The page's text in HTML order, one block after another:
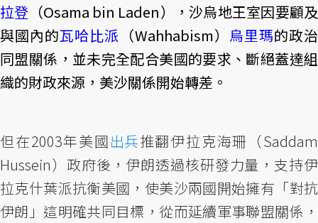
拉登 （Osama bin Laden），沙烏地王室因要顧及
與國內的瓦哈比派 （Wahhabism） 烏里瑪的政治
同盟關係，並未完全配合美國的要求、斷絕蓋達組
織的財政來源，美沙關係開始轉差。
但在2003年美國出兵推翻伊拉克海珊（Saddam
Hussein）政府後，伊朗透過核研發力量，支持伊
拉克什葉派抗衡美國，使美沙兩國開始擁有「對抗
伊朗」這明確共同目標，從而延續軍事聯盟關係，